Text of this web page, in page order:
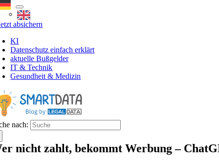
absichern
KI
Datenschutz einfach erklärt
aktuelle Bußgelder
IT & Technik
Gesundheit & Medizin
nach:
nicht zahlt, bekommt Werbung –